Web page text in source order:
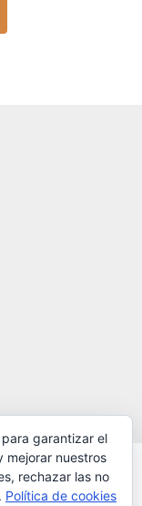
BY LEGALMIT
garantizar el
mejorar nuestros
rechazar las no
Política de cookies